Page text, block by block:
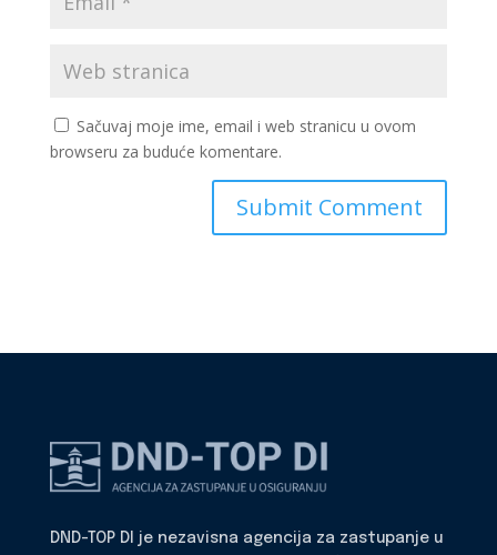
Sačuvaj moje ime, email i web stranicu u ovom
browseru za buduće komentare.
DND-TOP DI je nezavisna agencija za zastupanje u